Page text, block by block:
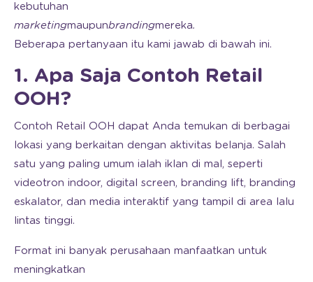
kebutuhan
marketingmaupunbrandingmereka.
Beberapa pertanyaan itu kami jawab di bawah ini.
1. Apa Saja Contoh Retail
OOH?
Contoh Retail OOH dapat Anda temukan di berbagai
lokasi yang berkaitan dengan aktivitas belanja. Salah
satu yang paling umum ialah iklan di mal, seperti
videotron indoor, digital screen, branding lift, branding
eskalator, dan media interaktif yang tampil di area lalu
lintas tinggi.
Format ini banyak perusahaan manfaatkan untuk
meningkatkan